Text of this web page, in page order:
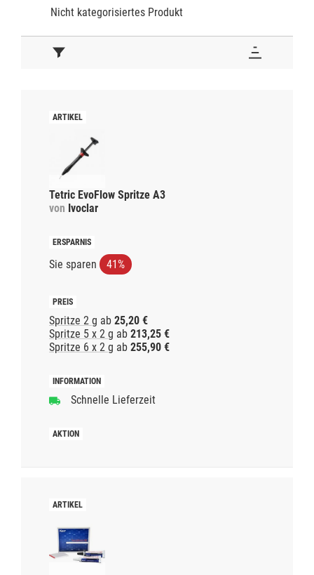
Nicht kategorisiertes Produkt
Tetric EvoFlow Spritze A3
von Ivoclar
Sie sparen 41%
Spritze 2 g ab 25,20 €
Spritze 5 x 2 g ab 213,25 €
Spritze 6 x 2 g ab 255,90 €
Schnelle Lieferzeit